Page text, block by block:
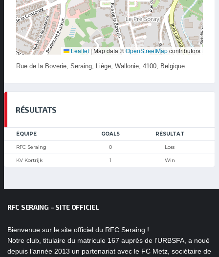
Leaflet | Map data ©OpenStreetMapcontributors
Rue de la Boverie, Seraing, Liège, Wallonie, 4100, Belgique
RÉSULTATS
ÉQUIPE GOALS RÉSULTAT
RFC Seraing 0 Loss
KV Kortrijk 1 Win
RFC SERAING – SITE OFFICIEL
Bienvenue sur le site officiel du RFC Seraing !
Notre club, titulaire du matricule 167 auprès de l’URBSFA, a noué
depuis l’année 2013 un partenariat avec le FC Metz, sociétaire de